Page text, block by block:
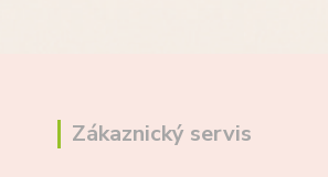
Zákaznický servis